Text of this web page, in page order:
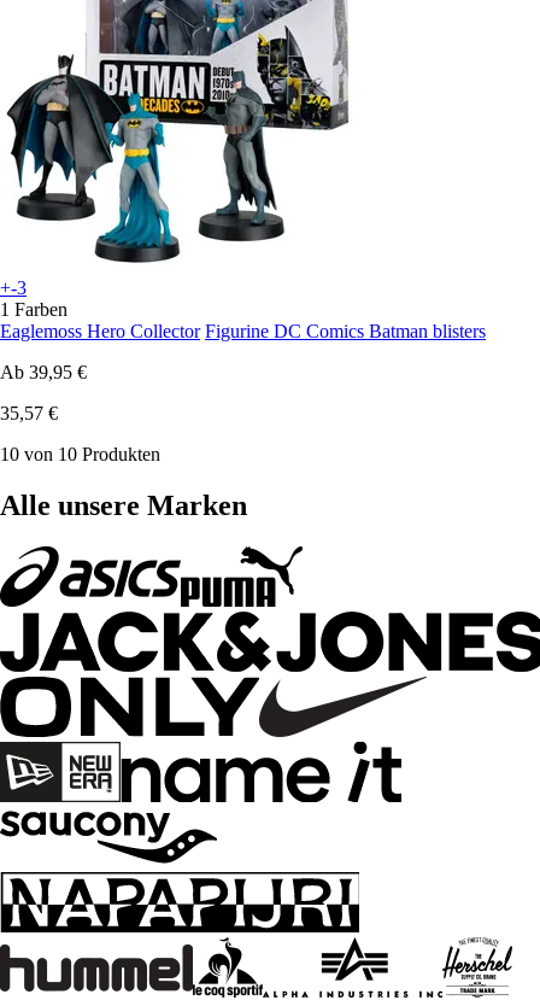
+-3
1 Farben
Eaglemoss Hero Collector Figurine DC Comics Batman blisters
Ab 39,95 €
35,57 €
10 von 10 Produkten
Alle unsere Marken